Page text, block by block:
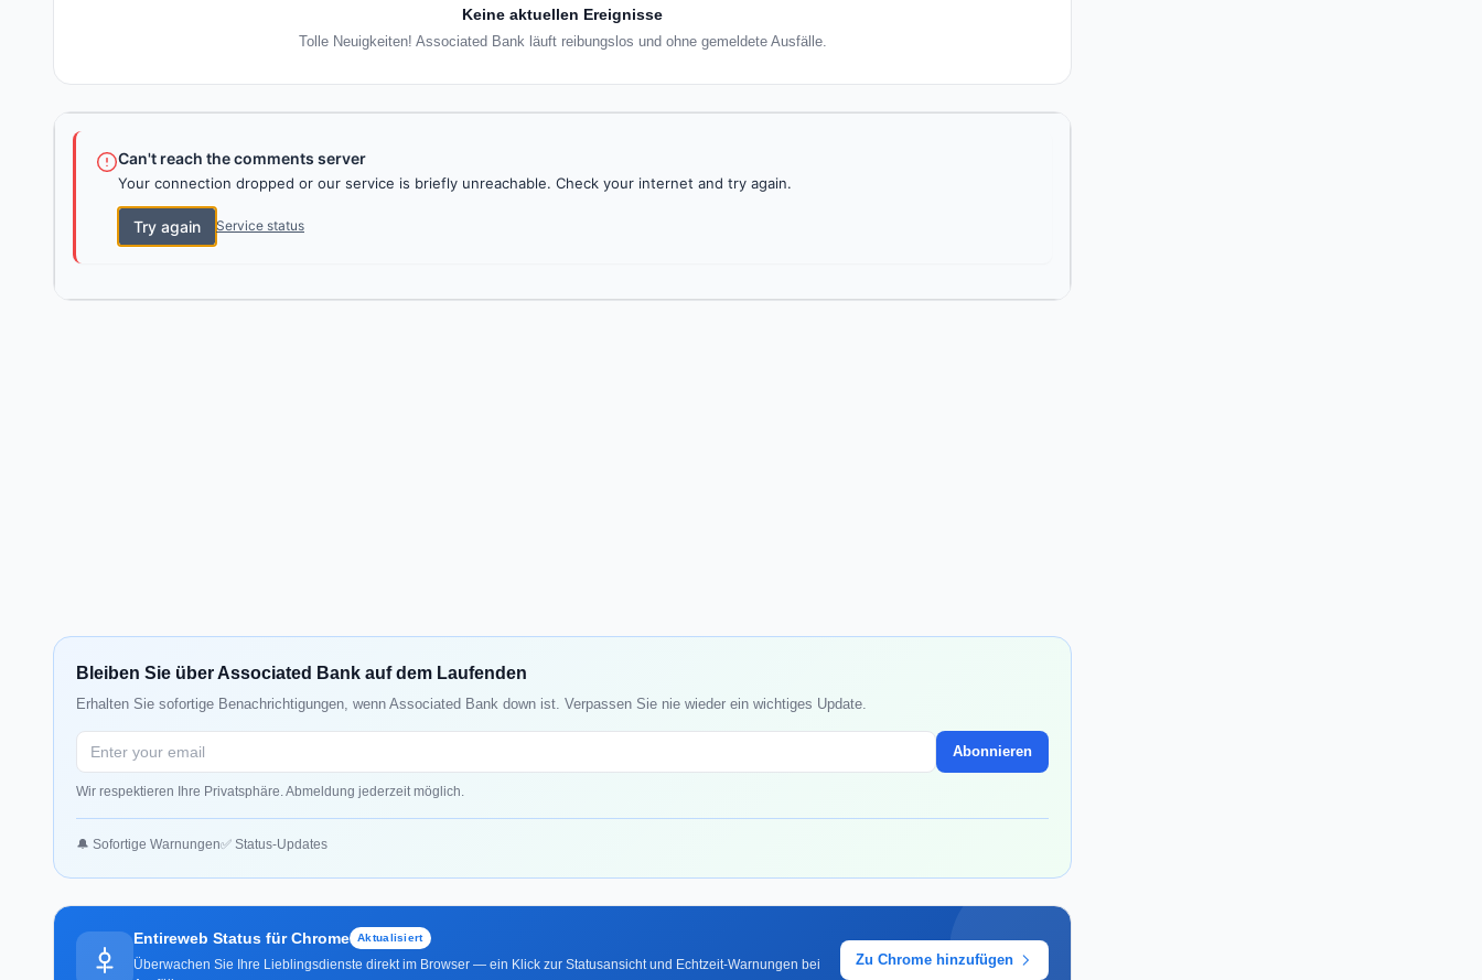
Keine aktuellen Ereignisse
Tolle Neuigkeiten! Associated Bank läuft reibungslos und ohne gemeldete Ausfälle.
Can't reach the comments server
Your connection dropped or our service is briefly unreachable. Check your internet and try again.
Try again Service status
Bleiben Sie über Associated Bank auf dem Laufenden
Erhalten Sie sofortige Benachrichtigungen, wenn Associated Bank down ist. Verpassen Sie nie wieder ein wichtiges Update.
Abonnieren
Wir respektieren Ihre Privatsphäre. Abmeldung jederzeit möglich.
🔔 Sofortige Warnungen✅ Status-Updates
Entireweb Status für Chrome Aktualisiert
Überwachen Sie Ihre Lieblingsdienste direkt im Browser — ein Klick zur Statusansicht und Echtzeit-Warnungen bei
Zu Chrome hinzufügen